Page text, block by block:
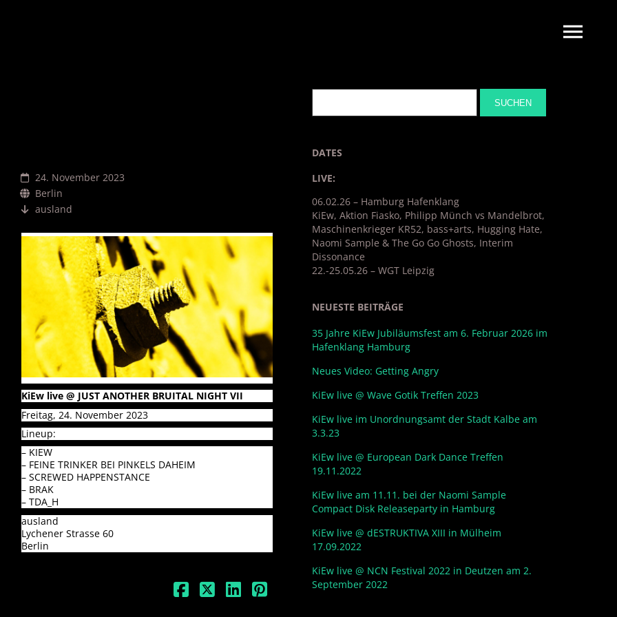
24. November 2023
Berlin
ausland
KiEw live @ JUST ANOTHER BRUITAL NIGHT VII
Freitag, 24. November 2023
Lineup:
– KIEW
– FEINE TRINKER BEI PINKELS DAHEIM
– SCREWED HAPPENSTANCE
– BRAK
– TDA_H
ausland
Lychener Strasse 60
Berlin
DATES
LIVE:
06.02.26 – Hamburg Hafenklang
KiEw, Aktion Fiasko, Philipp Münch vs Mandelbrot,
Maschinenkrieger KR52, bass+arts, Hugging Hate,
Naomi Sample & The Go Go Ghosts, Interim
Dissonance
22.-25.05.26 – WGT Leipzig
NEUESTE BEITRÄGE
35 Jahre KiEw Jubiläumsfest am 6. Februar 2026 im
Hafenklang Hamburg
Neues Video: Getting Angry
KiEw live @ Wave Gotik Treffen 2023
KiEw live im Unordnungsamt der Stadt Kalbe am
3.3.23
KiEw live @ European Dark Dance Treffen
19.11.2022
KiEw live am 11.11. bei der Naomi Sample
Compact Disk Releaseparty in Hamburg
KiEw live @ dESTRUKTIVA XIII in Mülheim
17.09.2022
KiEw live @ NCN Festival 2022 in Deutzen am 2.
September 2022